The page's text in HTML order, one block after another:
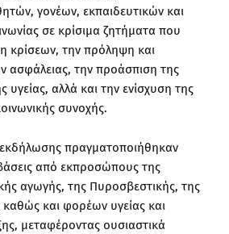
γονέων, εκπαιδευτικών και
σε κρίσιμα ζητήματα που
κρίσεων, την πρόληψη και
ασφάλειας, την προάσπιση της
υγείας, αλλά και την ενίσχυση της
συνοχής.
πραγματοποιήθηκαν
από εκπροσώπους της
αγωγής, της Πυροσβεστικής, της
καθώς και φορέων υγείας και
μεταφέροντας ουσιαστικά